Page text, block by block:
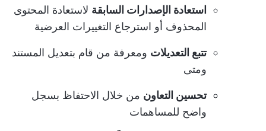
استعادة الإصدارات السابقة لاستعادة المحتوى
المحذوف أو استرجاع التغييرات العرضية
تتبع التعديلات ومعرفة من قام بتعديل المستند
ومتى
تحسين التعاون من خلال الاحتفاظ بسجل
واضح للمساهمات